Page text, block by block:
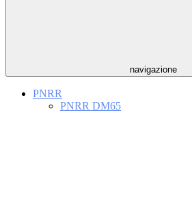
navigazione
PNRR
PNRR DM65